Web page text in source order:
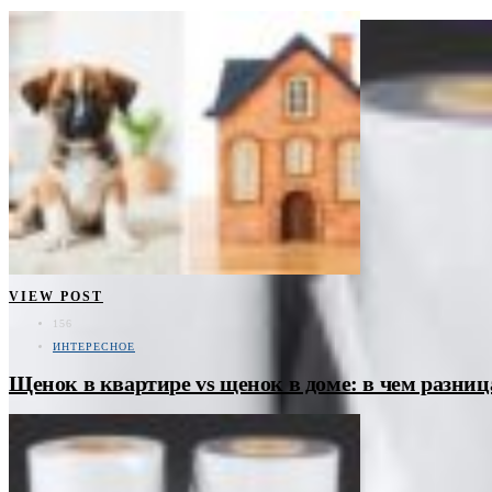
VIEW POST
156
ИНТЕРЕСНОЕ
Щенок в квартире vs щенок в доме: в чем